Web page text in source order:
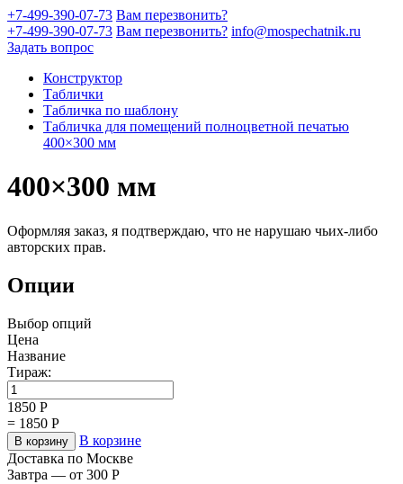
+7-499-390-07-73 Вам перезвонить?
+7-499-390-07-73 Вам перезвонить? info@mospechatnik.ru
Задать вопрос
Конструктор
Таблички
Табличка по шаблону
Табличка для помещений полноцветной печатью
400×300 мм
400×300 мм
Оформляя заказ, я подтверждаю, что не нарушаю чьих-либо
авторских прав.
Опции
Выбор опций
Цена
Название
Тираж:
1850 Р
= 1850 Р
В корзину
В корзине
Доставка по Москве
Завтра — от 300 Р